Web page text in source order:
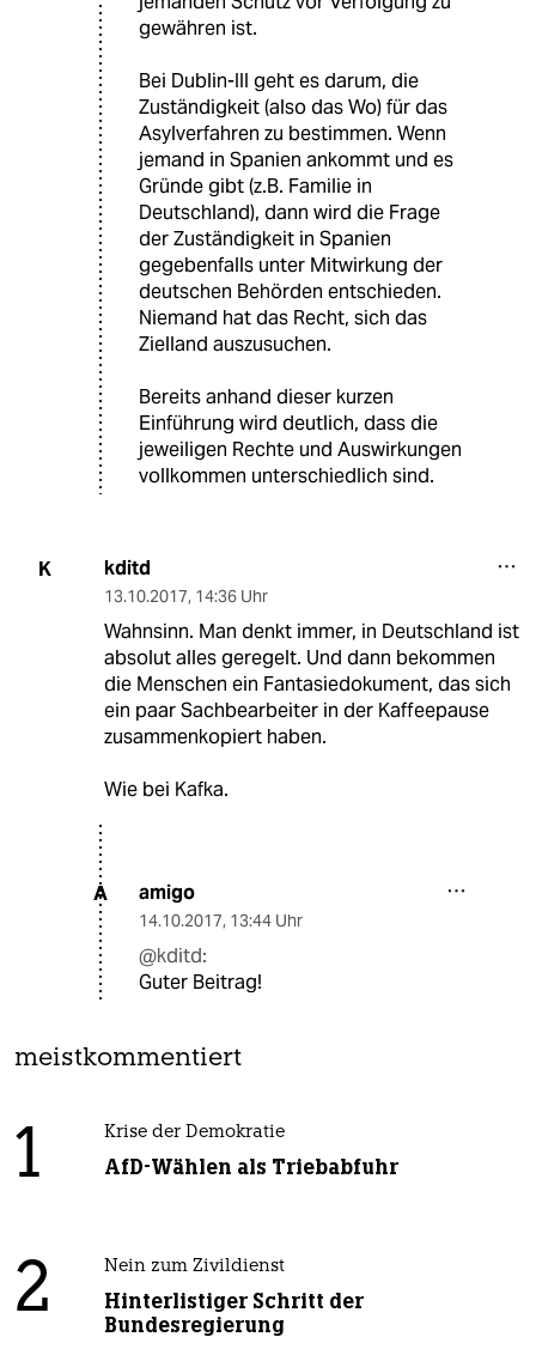
gewähren ist.
Bei Dublin-III geht es darum, die
Zuständigkeit (also das Wo) für das
Asylverfahren zu bestimmen. Wenn
jemand in Spanien ankommt und es
Gründe gibt (z.B. Familie in
Deutschland), dann wird die Frage
der Zuständigkeit in Spanien
gegebenfalls unter Mitwirkung der
deutschen Behörden entschieden.
Niemand hat das Recht, sich das
Zielland auszusuchen.
Bereits anhand dieser kurzen
Einführung wird deutlich, dass die
jeweiligen Rechte und Auswirkungen
vollkommen unterschiedlich sind.
K kditd
13.10.2017, 14:36 Uhr
Wahnsinn. Man denkt immer, in Deutschland ist
absolut alles geregelt. Und dann bekommen
die Menschen ein Fantasiedokument, das sich
ein paar Sachbearbeiter in der Kaffeepause
zusammenkopiert haben.
Wie bei Kafka.
A amigo
14.10.2017, 13:44 Uhr
@kditd:
Guter Beitrag!
meistkommentiert
1 Krise der Demokratie
AfD-Wählen als Triebabfuhr
2 Nein zum Zivildienst
Hinterlistiger Schritt der
Bundesregierung